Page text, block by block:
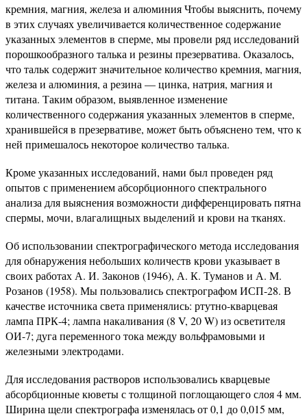
кремния, магния, железа и алюминия Чтобы выяснить, почему
в этих случаях увеличивается количественное содержание
указанных элементов в сперме, мы провели ряд исследований
порошкообразного талька и резины презерватива. Оказалось,
что тальк содержит значительное количество кремния, магния,
железа и алюминия, а резина — цинка, натрия, магния и
титана. Таким образом, выявленное изменение
количественного содержания указанных элементов в сперме,
хранившейся в презервативе, может быть объяснено тем, что к
ней примешалось некоторое количество талька.
Кроме указанных исследований, нами был проведен ряд
опытов с применением абсорбционного спектрального
анализа для выяснения возможности дифференцировать пятна
спермы, мочи, влагалищных выделений и крови на тканях.
Об использовании спектрографического метода исследования
для обнаружения небольших количеств крови указывает в
своих работах А. И. Законов (1946), А. К. Туманов и А. М.
Розанов (1958). Мы пользовались спектрографом ИСП-28. В
качестве источника света применялись: ртутно-кварцевая
лампа ПРК-4; лампа накаливания (8 V, 20 W) из осветителя
ОИ-7; дуга переменного тока между вольфрамовыми и
железными электродами.
Для исследования растворов использовались кварцевые
абсорбционные кюветы с толщиной поглощающего слоя 4 мм.
Ширина щели спектрографа изменялась от 0,1 до 0,015 мм,